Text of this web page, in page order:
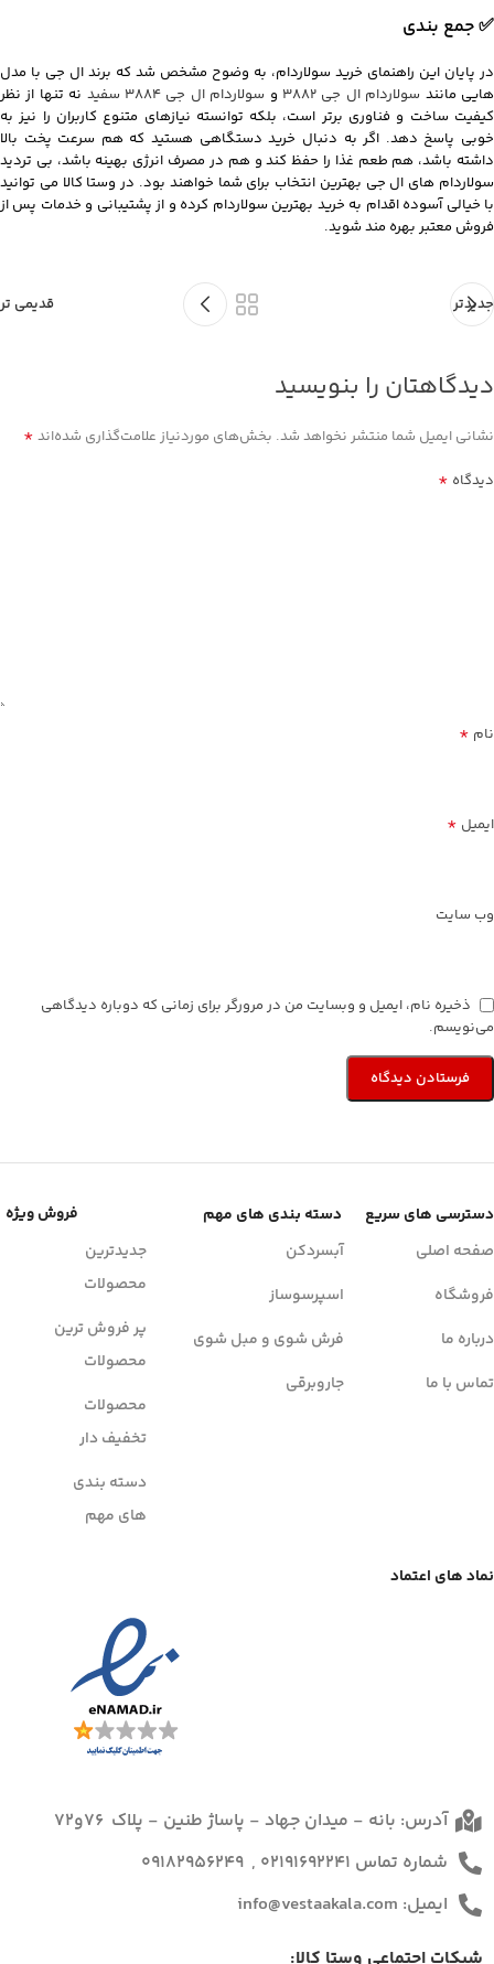
✅ جمع بندی
در پایان این راهنمای خرید سولاردام، به وضوح مشخص شد که برند ال جی با مدل
هایی مانند سولاردام ال جی 3882 و سولاردام ال جی 3884 سفید
نه تنها از نظر
کیفیت ساخت و فناوری برتر است، بلکه توانسته نیازهای متنوع کاربران را نیز به
خوبی پاسخ دهد. اگر به دنبال خرید دستگاهی هستید که هم سرعت پخت بالا
داشته باشد، هم طعم غذا را حفظ کند و هم در مصرف انرژی بهینه باشد، بی تردید
سولاردام های ال جی بهترین انتخاب برای شما خواهند بود. در وستا کالا می توانید
با خیالی آسوده اقدام به خرید بهترین سولاردام کرده و از پشتیبانی و خدمات پس از
فروش معتبر بهره مند شوید.
جدیدتر قدیمی تر
دیدگاهتان را بنویسید
نشانی ایمیل شما منتشر نخواهد شد. بخش‌های موردنیاز علامت‌گذاری شده‌اند *
دیدگاه *
نام *
ایمیل *
وب‌ سایت
ذخیره نام، ایمیل و وبسایت من در مرورگر برای زمانی که دوباره دیدگاهی
می‌نویسم.
دسترسی های سریع دسته بندی های مهم
فروش ویژه
صفحه اصلی
فروشگاه
درباره ما
تماس با ما
آبسردکن
اسپرسوساز
فرش شوی و مبل شوی
جاروبرقی
جدیدترین
محصولات
پر فروش ترین
محصولات
محصولات
تخفیف دار
دسته بندی
های مهم
نماد های اعتماد
آدرس: بانه - میدان جهاد - پاساژ طنین - پلاک 76و72
شماره تماس 02191692241 , 09182956249
ایمیل: info@vestaakala.com